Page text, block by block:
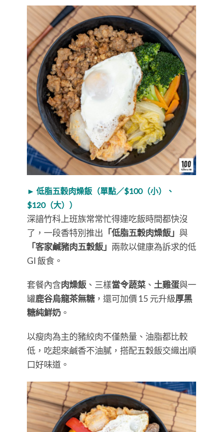
► 低脂五穀肉燥飯（單點／$100（小）、
$120（大））
深諳竹科上班族常常忙得連吃飯時間都快沒
了，一段香特別推出 「低脂五穀肉燥飯」 與
「客家鹹豬肉五穀飯」 兩款以健康為訴求的低
GI 飯食。
套餐內含肉燥飯 、三樣當令蔬菜 、 土雞蛋與一
罐鹿谷烏龍茶無糖，還可加價 15 元升級厚黑
糖純鮮奶 。
以瘦肉為主的豬絞肉不僅熱量、油脂都比較
低，吃起來鹹香不油膩，搭配五穀飯交織出順
口好味道。